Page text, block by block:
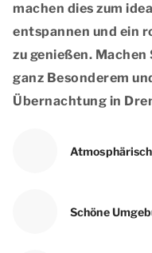
machen dies zum
entspannen und ein
zu genießen.
ganz Besonderem
Übernachtung in
Schöne